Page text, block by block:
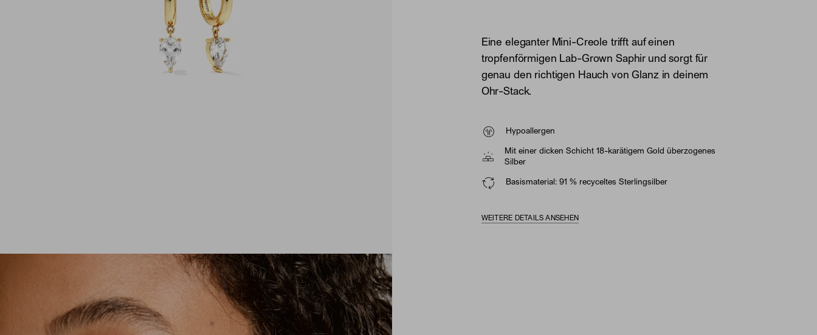
Eine eleganter Mini-Creole trifft auf einen
tropfenförmigen Lab-Grown Saphir und sorgt für
genau den richtigen Hauch von Glanz in deinem
Ohr-Stack.
Hypoallergen
Mit einer dicken Schicht 18-karätigem Gold überzogenes
Silber
Basismaterial: 91 % recyceltes Sterlingsilber
WEITERE DETAILS ANSEHEN